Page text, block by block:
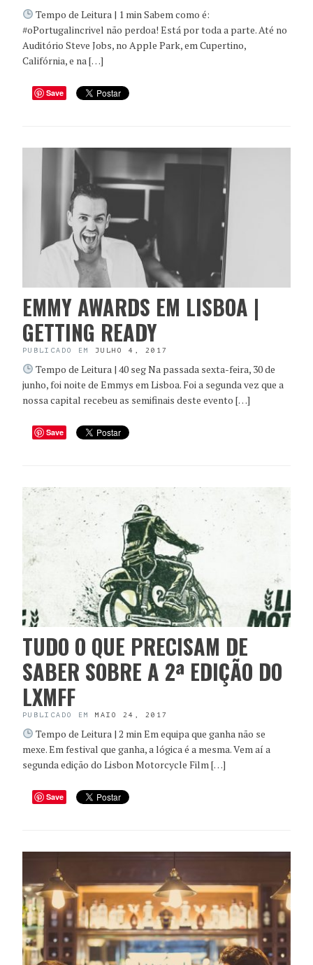
Tempo de Leitura | 1 min Sabem como é:
#oPortugalincrivel não perdoa! Está por toda a parte. Até no
Auditório Steve Jobs, no Apple Park, em Cupertino,
Califórnia, e na […]
Save
EMMY AWARDS EM LISBOA |
GETTING READY
PUBLICADO EM JULHO 4, 2017
Tempo de Leitura | 40 seg Na passada sexta-feira, 30 de
junho, foi noite de Emmys em Lisboa. Foi a segunda vez que a
nossa capital recebeu as semifinais deste evento […]
Save
TUDO O QUE PRECISAM DE
SABER SOBRE A 2ª EDIÇÃO DO
LXMFF
PUBLICADO EM MAIO 24, 2017
Tempo de Leitura | 2 min Em equipa que ganha não se
mexe. Em festival que ganha, a lógica é a mesma. Vem aí a
segunda edição do Lisbon Motorcycle Film […]
Save